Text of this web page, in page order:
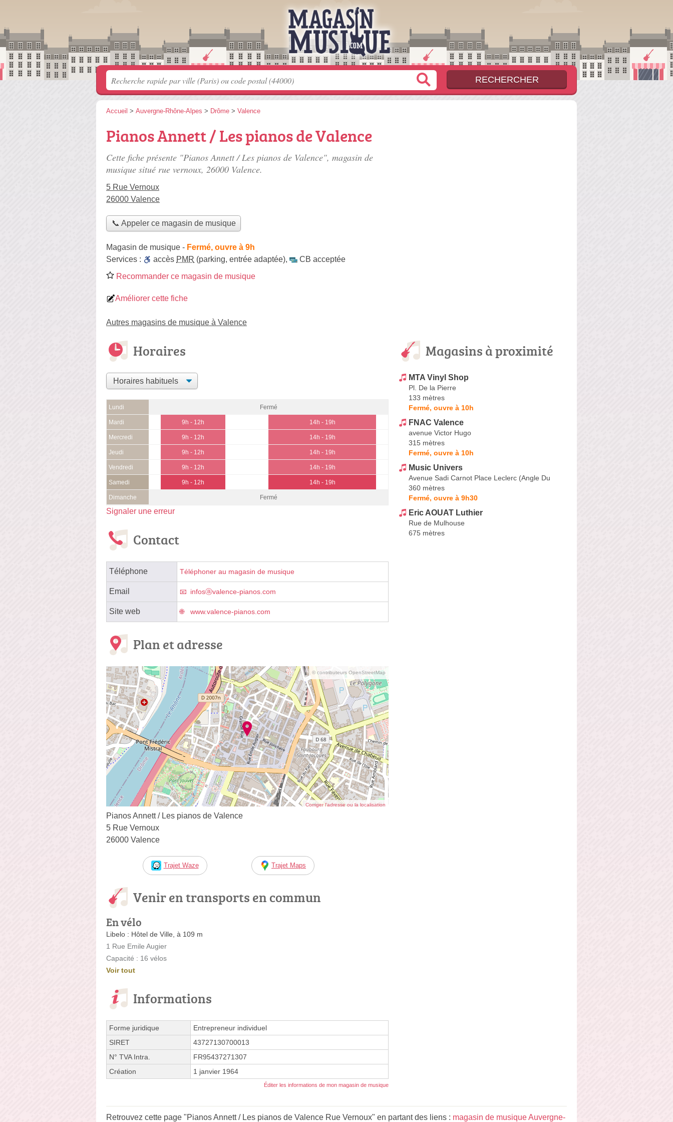
Accueil > Auvergne-Rhône-Alpes > Drôme > Valence
Pianos Annett / Les pianos de Valence
Cette fiche présente "Pianos Annett / Les pianos de Valence", magasin de
musique situé rue vernoux, 26000 Valence.
5 Rue Vernoux
26000 Valence
📞 Appeler ce magasin de musique
Magasin de musique - Fermé, ouvre à 9h
Services :
accès PMR (parking, entrée adaptée),
CB acceptée
Recommander ce magasin de musique
Améliorer cette fiche
Autres magasins de musique à Valence
Horaires
Lundi Fermé
Mardi 9h - 12h 14h - 19h
Mercredi 9h - 12h 14h - 19h
Jeudi 9h - 12h 14h - 19h
Vendredi 9h - 12h 14h - 19h
Samedi 9h - 12h 14h - 19h
Dimanche Fermé
Signaler une erreur
Contact
Téléphone Téléphoner au magasin de musique
Email infosⓐvalence-pianos.com
Site web www.valence-pianos.com
Plan et adresse
© contributeurs OpenStreetMap
Corriger l’adresse ou la localisation
Pianos Annett / Les pianos de Valence
5 Rue Vernoux
26000 Valence
Trajet Waze Trajet Maps
Venir en transports en commun
En vélo
Libelo : Hôtel de Ville, à 109 m
1 Rue Emile Augier
Capacité : 16 vélos
Voir tout
Informations
Forme juridique
Entrepreneur individuel
SIRET
43727130700013
N° TVA Intra.
FR95437271307
Création
1 janvier 1964
Éditer les informations de mon magasin de musique
Magasins à proximité
MTA Vinyl Shop
Pl. De la Pierre
133 mètres
Fermé, ouvre à 10h
FNAC Valence
avenue Victor Hugo
315 mètres
Fermé, ouvre à 10h
Music Univers
Avenue Sadi Carnot Place Leclerc (Angle Du
360 mètres
Fermé, ouvre à 9h30
Eric AOUAT Luthier
Rue de Mulhouse
675 mètres
Retrouvez cette page "Pianos Annett / Les pianos de Valence Rue Vernoux" en partant des liens : magasin de musique Auvergne-